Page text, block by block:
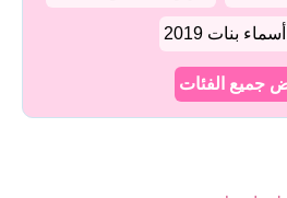
بنات 2019
جميع الفئات